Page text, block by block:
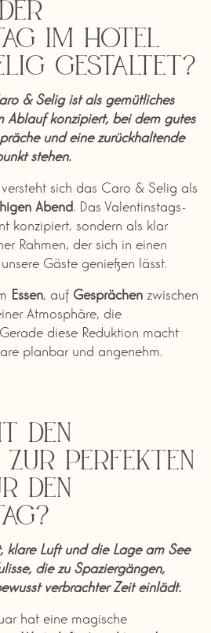
im Hotel
gestaltet?
& Selig ist als gemütliches
Ablauf konzipiert, bei dem gutes
und eine zurückhaltende
stehen.
sich das Caro & Selig als
Abend. Das Valentinstags-
konzipiert, sondern als klar
Rahmen, der sich in einen
Gäste genießen lässt.
Essen, auf Gesprächen zwischen
Atmosphäre, die
diese Reduktion macht
planbar und angenehm.
den
zur perfekten
den
klare Luft und die Lage am See
die zu Spaziergängen,
verbrachter Zeit einlädt.
hat eine magische